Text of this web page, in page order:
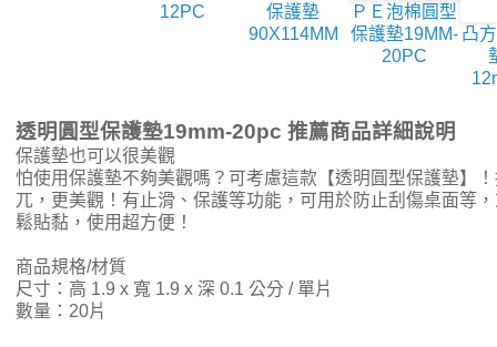
12PC
保護墊
90X114MM
ＰＥ泡棉圓型
保護墊19MM-
20PC
凸
透明圓型保護墊19mm-20pc 推薦商品詳細說明
保護墊也可以很美觀
怕使用保護墊不夠美觀嗎？可考慮這款【透明圓型保護墊】
兀，更美觀！有止滑、保護等功能，可用於防止刮傷桌面等
鬆貼黏，使用超方便！
商品規格/材質
尺寸：高 1.9 x 寬 1.9 x 深 0.1 公分 / 單片
數量：20片